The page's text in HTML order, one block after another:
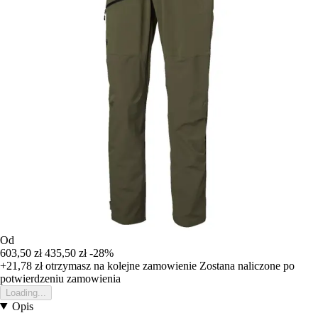
Od
603,50 zł 435,50 zł -28%
+21,78 złotrzymasz na kolejne zamowienie Zostana naliczone po
potwierdzeniu zamowienia
Loading...
Opis